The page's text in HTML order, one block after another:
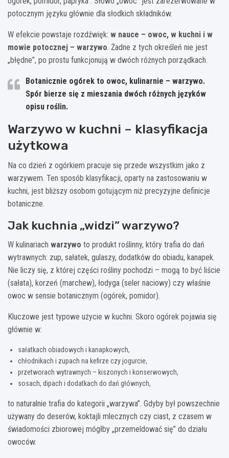
potocznym języku głównie dla słodkich składników.
W efekcie powstaje rozdźwięk: w nauce – owoc, w kuchni i w
mowie potocznej – warzywo. Żadne z tych określeń nie jest
„błędne”, po prostu funkcjonują w dwóch różnych porządkach.
Botanicznie ogórek to owoc, kulinarnie – warzywo.
Spór bierze się z mieszania dwóch różnych języków
opisu roślin.
Warzywo w kuchni – klasyfikacja
użytkowa
Na co dzień z ogórkiem pracuje się przede wszystkim jako z
warzywem. Ten sposób klasyfikacji, oparty na zastosowaniu w
kuchni, jest bliższy osobom gotującym niż precyzyjne definicje
botaniczne.
Jak kuchnia „widzi” warzywo?
W kulinariach warzywo to produkt roślinny, który trafia do dań
wytrawnych: zup, sałatek, gulaszy, dodatków do obiadu, kanapek.
Nie liczy się, z której części rośliny pochodzi – mogą to być liście
(sałata), korzeń (marchew), łodyga (seler naciowy) czy właśnie
owoc w sensie botanicznym (ogórek, pomidor).
Kluczowe jest typowe użycie w kuchni. Skoro ogórek pojawia się
głównie w:
sałatkach obiadowych i kanapkowych,
chłodnikach i zupach na kefirze czy jogurcie,
przetworach wytrawnych – kiszonych i konserwowych,
sosach, dipach i dodatkach do dań głównych,
to naturalnie trafia do kategorii „warzywa”. Gdyby był powszechnie
używany do deserów, koktajli mlecznych czy ciast, z czasem w
świadomości zbiorowej mógłby „przemeldować się” do działu
owoców.